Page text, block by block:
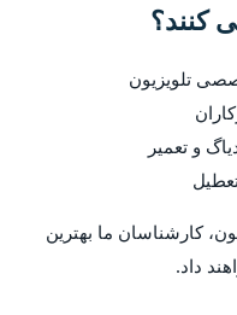
کنند؟
و تعمیر
کارشناسان ما بهترین
داد.